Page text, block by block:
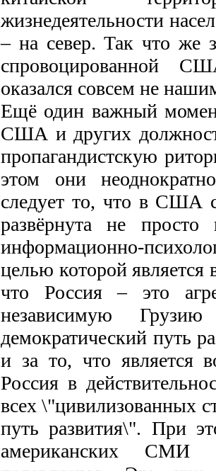
жизнедеятельности
– на север. Так что же
спровоцированной
оказался совсем не
Ещё один важный
США и других
пропагандистскую
этом они
следует то, что в США
развёрнута не просто
информационно-
целью которой
что Россия – это
независимую
демократический путь
и за то, что
Россия в
всех \"цивилизованных
путь развития\". При
американских СМИ